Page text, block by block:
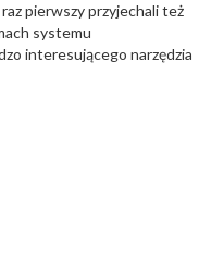
pierwszy przyjechali też
systemu
interesującego narzędzia